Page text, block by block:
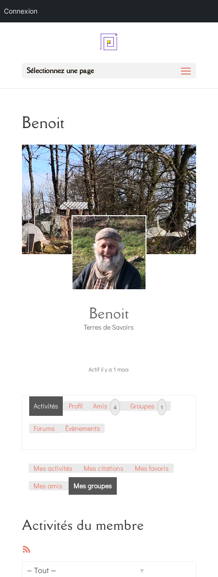
Connexion
Sélectionnez une page
Benoit
Benoit
Terres de Savoirs
Actif il y a 1 mois
Activités Profil Amis 4 Groupes 1
Forums Évènements
Mes activités Mes citations
Mes favoris
Mes amis
Mes groupes
Activités du membre
Flux